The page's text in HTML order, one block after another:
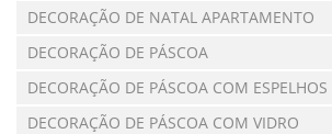
DECORAÇÃO DE NATAL APARTAMENTO
DECORAÇÃO DE PÁSCOA
DECORAÇÃO DE PÁSCOA COM ESPELHOS
DECORAÇÃO DE PÁSCOA COM VIDRO